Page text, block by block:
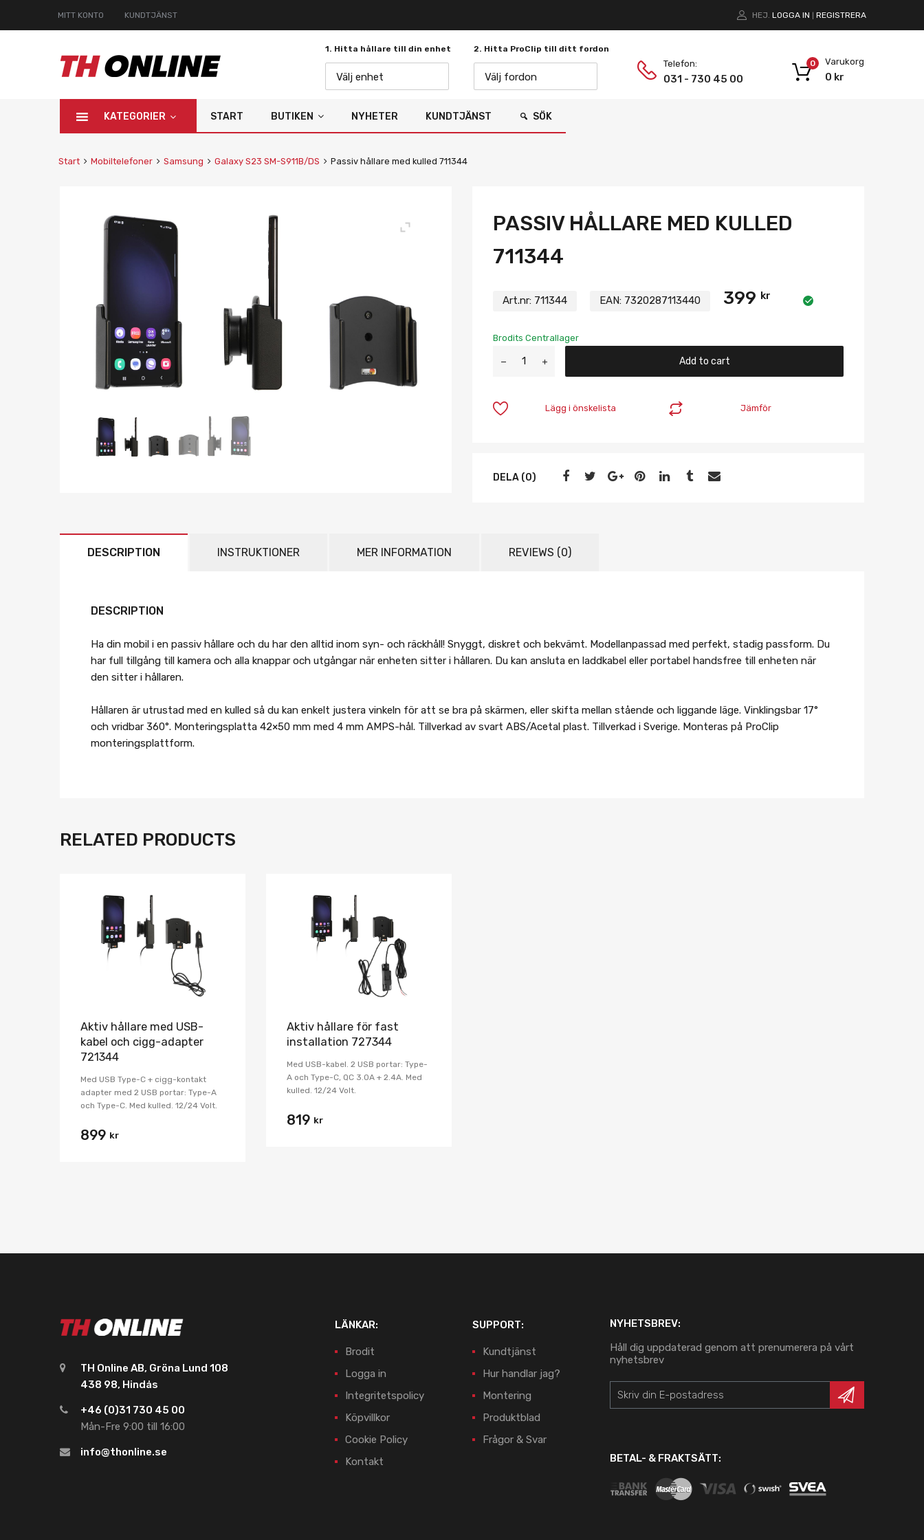
MITT KONTO KUNDTJÄNST HEJ. LOGGA IN REGISTRERA
1. Hitta hållare till din enhet
Välj enhet
2. Hitta ProClip till ditt fordon
Välj fordon
Telefon:
031 - 730 45 00
Varukorg
0 kr
0
KATEGORIER START BUTIKEN NYHETER KUNDTJÄNST SÖK
Start Mobiltelefoner Samsung Galaxy S23 SM-S911B/DS Passiv hållare med kulled 711344
PASSIV HÅLLARE MED KULLED
711344
Art.nr: 711344 EAN: 7320287113440 399 kr
Brodits Centrallager
Add to cart
Jämför
Lägg i önskelista
DELA (0)
DESCRIPTION INSTRUKTIONER MER INFORMATION REVIEWS (0)
DESCRIPTION
Ha din mobil i en passiv hållare och du har den alltid inom syn- och räckhåll! Snyggt, diskret och bekvämt. Modellanpassad med perfekt, stadig passform. Du
har full tillgång till kamera och alla knappar och utgångar när enheten sitter i hållaren. Du kan ansluta en laddkabel eller portabel handsfree till enheten när
den sitter i hållaren.
Hållaren är utrustad med en kulled så du kan enkelt justera vinkeln för att se bra på skärmen, eller skifta mellan stående och liggande läge. Vinklingsbar 17°
och vridbar 360°. Monteringsplatta 42×50 mm med 4 mm AMPS-hål. Tillverkad av svart ABS/Acetal plast. Tillverkad i Sverige. Monteras på ProClip
monteringsplattform.
RELATED PRODUCTS
Aktiv hållare med USB-
kabel och cigg-adapter
721344
Med USB Type-C + cigg-kontakt
adapter med 2 USB portar: Type-A
och Type-C. Med kulled. 12/24 Volt.
899 kr
Aktiv hållare för fast
installation 727344
Med USB-kabel. 2 USB portar: Type-
A och Type-C, QC 3.0A + 2.4A. Med
kulled. 12/24 Volt.
819 kr
TH Online AB, Gröna Lund 108
438 98, Hindås
+46 (0)31 730 45 00
Mån-Fre 9:00 till 16:00
info@thonline.se
LÄNKAR:
Brodit
Logga in
Integritetspolicy
Köpvillkor
Cookie Policy
Kontakt
SUPPORT:
Kundtjänst
Hur handlar jag?
Montering
Produktblad
Frågor & Svar
NYHETSBREV:
Håll dig uppdaterad genom att prenumerera på vårt
nyhetsbrev
BETAL- & FRAKTSÄTT: